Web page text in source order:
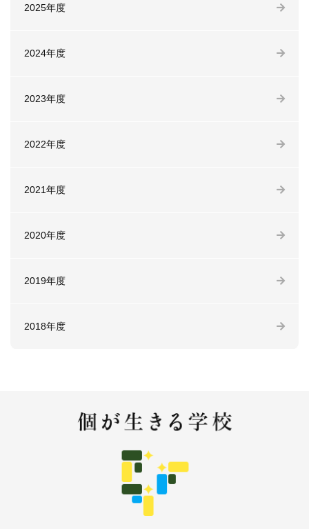
2025年度
2024年度
2023年度
2022年度
2021年度
2020年度
2019年度
2018年度